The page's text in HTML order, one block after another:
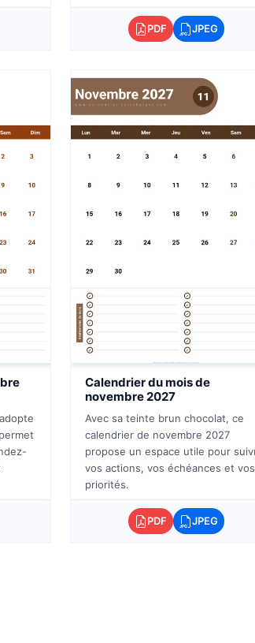
PDF JPEG
Calendrier du mois de
novembre 2027
Avec sa teinte brun chocolat, ce
calendrier de novembre 2027
propose un espace utile pour
vos actions, vos échéances et vos
priorités.
PDF JPEG